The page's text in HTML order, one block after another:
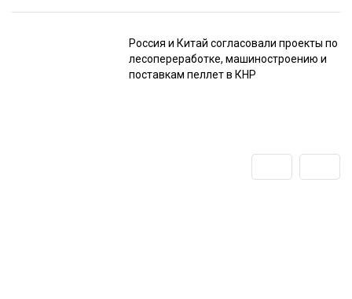
Россия и Китай согласовали проекты по
лесопереработке, машиностроению и
поставкам пеллет в КНР